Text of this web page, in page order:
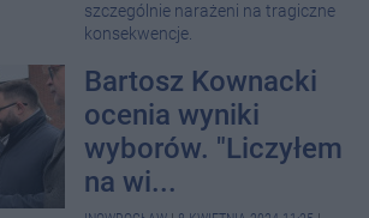
szczególnie narażeni na tragiczne
konsekwencje.
Bartosz Kownacki
ocenia wyniki
wyborów. "Liczyłem
na wi...